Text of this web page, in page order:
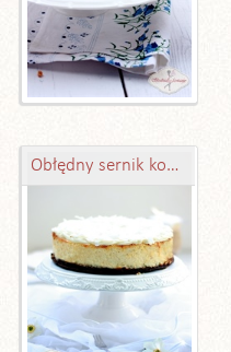
Obłędny sernik kokosowy